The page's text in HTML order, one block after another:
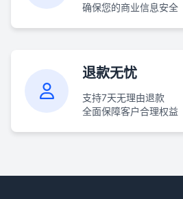
确保您的商业信息安全
退款无忧
支持7天无理由退款
全面保障客户合理权益